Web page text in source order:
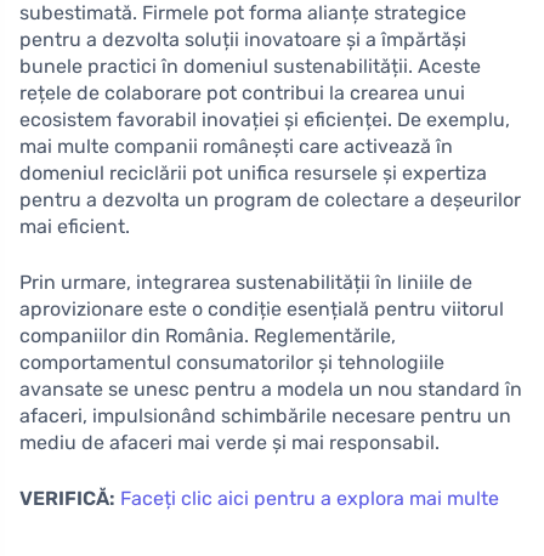
subestimată. Firmele pot forma alianțe strategice
pentru a dezvolta soluții inovatoare și a împărtăși
bunele practici în domeniul sustenabilității. Aceste
rețele de colaborare pot contribui la crearea unui
ecosistem favorabil inovației și eficienței. De exemplu,
mai multe companii românești care activează în
domeniul reciclării pot unifica resursele și expertiza
pentru a dezvolta un program de colectare a deșeurilor
mai eficient.
Prin urmare, integrarea sustenabilității în liniile de
aprovizionare este o condiție esențială pentru viitorul
companiilor din România. Reglementările,
comportamentul consumatorilor și tehnologiile
avansate se unesc pentru a modela un nou standard în
afaceri, impulsionând schimbările necesare pentru un
mediu de afaceri mai verde și mai responsabil.
VERIFICĂ: Faceți clic aici pentru a explora mai multe